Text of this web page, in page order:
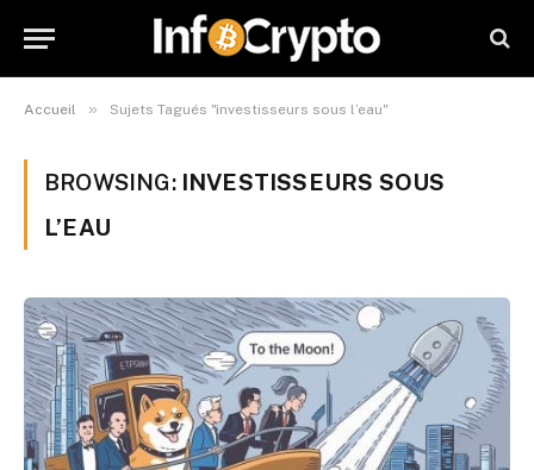
Accueil » Sujets Tagués "investisseurs sous l’eau"
BROWSING: INVESTISSEURS SOUS
L’EAU